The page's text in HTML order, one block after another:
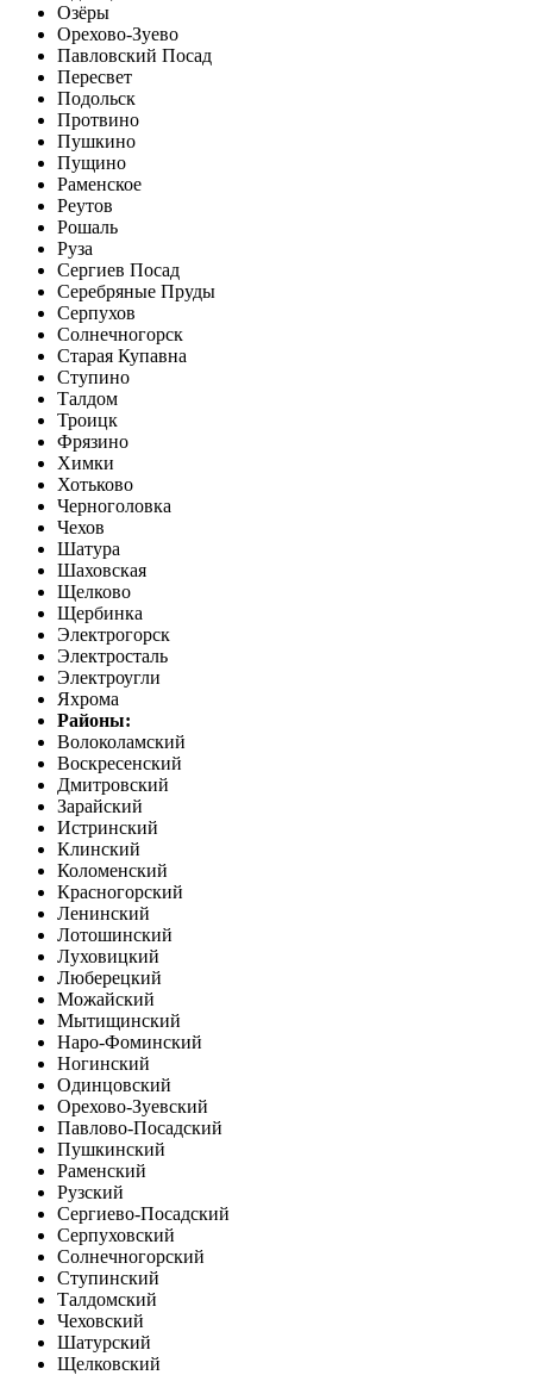
Озёры
Орехово-Зуево
Павловский Посад
Пересвет
Подольск
Протвино
Пушкино
Пущино
Раменское
Реутов
Рошаль
Руза
Сергиев Посад
Серебряные Пруды
Серпухов
Солнечногорск
Старая Купавна
Ступино
Талдом
Троицк
Фрязино
Химки
Хотьково
Черноголовка
Чехов
Шатура
Шаховская
Щелково
Щербинка
Электрогорск
Электросталь
Электроугли
Яхрома
Районы:
Волоколамский
Воскресенский
Дмитровский
Зарайский
Истринский
Клинский
Коломенский
Красногорский
Ленинский
Лотошинский
Луховицкий
Люберецкий
Можайский
Мытищинский
Наро-Фоминский
Ногинский
Одинцовский
Орехово-Зуевский
Павлово-Посадский
Пушкинский
Раменский
Рузский
Сергиево-Посадский
Серпуховский
Солнечногорский
Ступинский
Талдомский
Чеховский
Шатурский
Щелковский